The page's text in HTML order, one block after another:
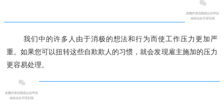
我们中的许多人由于消极的想法和行为而使工作压力更加严
重。如果您可以扭转这些自欺欺人的习惯，就会发现雇主施加的压力
更容易处理。